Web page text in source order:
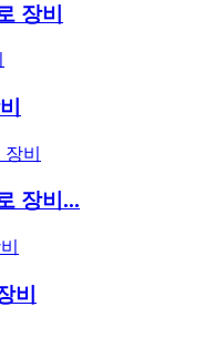
장비
장비...
비